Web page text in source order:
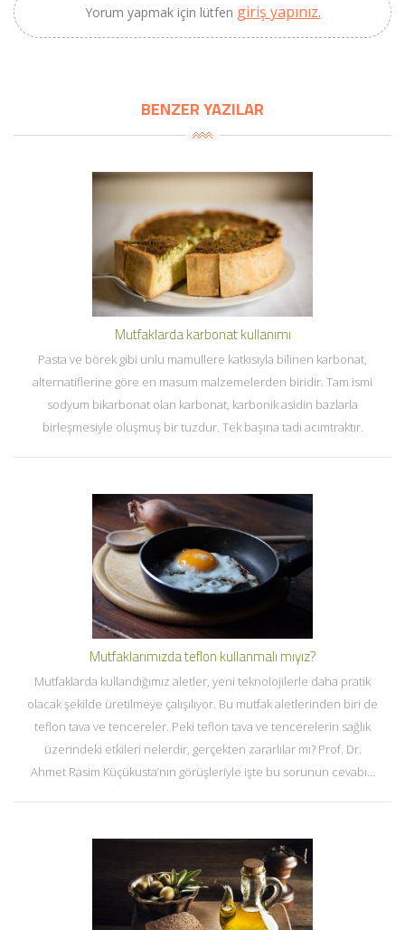
Yorum yapmak için lütfen giriş yapınız.
BENZER YAZILAR
Mutfaklarda karbonat kullanımı
Pasta ve börek gibi unlu mamullere katkısıyla bilinen karbonat,
alternatiflerine göre en masum malzemelerden biridir. Tam ismi
sodyum bikarbonat olan karbonat, karbonik asidin bazlarla
birleşmesiyle oluşmuş bir tuzdur. Tek başına tadı acımtraktır.
Mutfaklarımızda teflon kullanmalı mıyız?
Mutfaklarda kullandığımız aletler, yeni teknolojilerle daha pratik
olacak şekilde üretilmeye çalışılıyor. Bu mutfak aletlerinden biri de
teflon tava ve tencereler. Peki teflon tava ve tencerelerin sağlık
üzerindeki etkileri nelerdir, gerçekten zararlılar mı? Prof. Dr.
Ahmet Rasim Küçükusta’nın görüşleriyle işte bu sorunun cevabı...